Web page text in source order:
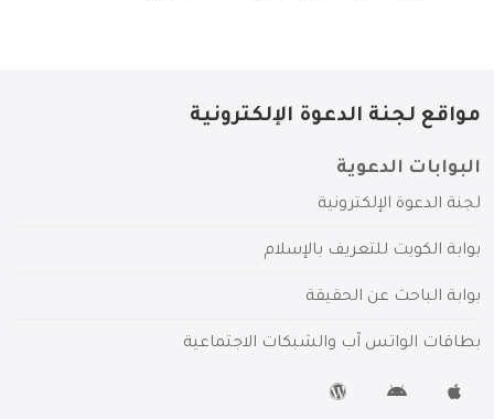
مواقع لجنة الدعوة الإلكترونية
البوابات الدعوية
لجنة الدعوة الإلكترونية
بوابة الكويت للتعريف بالإسلام
بوابة الباحث عن الحقيقة
بطاقات الواتس آب والشبكات الاجتماعية